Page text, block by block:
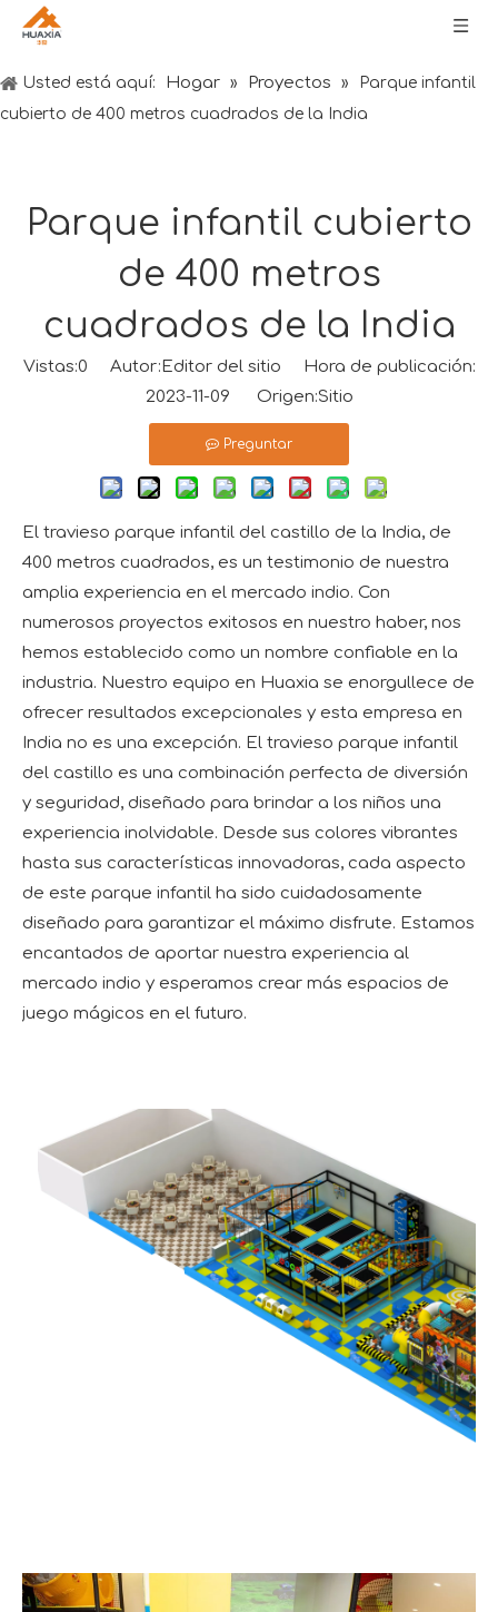
Usted está aquí: Hogar » Proyectos »
Parque infantil
cubierto de 400 metros cuadrados de la India
Parque infantil cubierto
de 400 metros
cuadrados de la India
Vistas:0 Autor:Editor del sitio Hora de publicación:
2023-11-09 Origen:Sitio
Preguntar
El travieso parque infantil del castillo de la India, de
400 metros cuadrados, es un testimonio de nuestra
amplia experiencia en el mercado indio. Con
numerosos proyectos exitosos en nuestro haber, nos
hemos establecido como un nombre confiable en la
industria. Nuestro equipo en Huaxia se enorgullece de
ofrecer resultados excepcionales y esta empresa en
India no es una excepción. El travieso parque infantil
del castillo es una combinación perfecta de diversión
y seguridad, diseñado para brindar a los niños una
experiencia inolvidable. Desde sus colores vibrantes
hasta sus características innovadoras, cada aspecto
de este parque infantil ha sido cuidadosamente
diseñado para garantizar el máximo disfrute. Estamos
encantados de aportar nuestra experiencia al
mercado indio y esperamos crear más espacios de
juego mágicos en el futuro.